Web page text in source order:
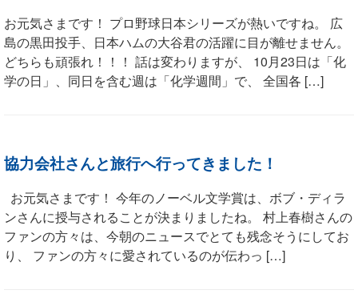
お元気さまです！ プロ野球日本シリーズが熱いですね。 広
島の黒田投手、日本ハムの大谷君の活躍に目が離せません。
どちらも頑張れ！！！ 話は変わりますが、 10月23日は「化
学の日」、同日を含む週は「化学週間」で、 全国各 […]
協力会社さんと旅行へ行ってきました！
お元気さまです！ 今年のノーベル文学賞は、ボブ・ディラ
ンさんに授与されることが決まりましたね。 村上春樹さんの
ファンの方々は、今朝のニュースでとても残念そうにしてお
り、 ファンの方々に愛されているのが伝わっ […]